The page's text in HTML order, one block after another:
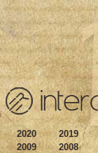
2020 2019
2009
2008